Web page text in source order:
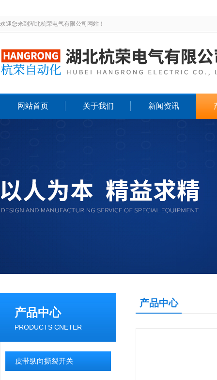
欢迎您来到湖北杭荣电气有限公司网站！
网站首页 关于我们 新闻资讯
产品中心
PRODUCTS CNETER
皮带纵向撕裂开关
产品中心